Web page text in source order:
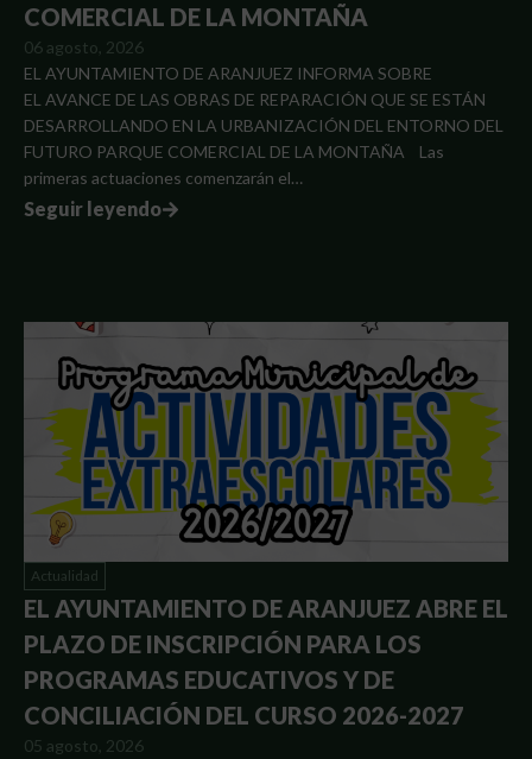
COMERCIAL DE LA MONTAÑA
06 agosto, 2026
EL AYUNTAMIENTO DE ARANJUEZ INFORMA SOBRE
EL AVANCE DE LAS OBRAS DE REPARACIÓN QUE SE ESTÁN
DESARROLLANDO EN LA URBANIZACIÓN DEL ENTORNO DEL
FUTURO PARQUE COMERCIAL DE LA MONTAÑA Las
primeras actuaciones comenzarán el…
Seguir leyendo
Actualidad
EL AYUNTAMIENTO DE ARANJUEZ ABRE EL
PLAZO DE INSCRIPCIÓN PARA LOS
PROGRAMAS EDUCATIVOS Y DE
CONCILIACIÓN DEL CURSO 2026-2027
05 agosto, 2026